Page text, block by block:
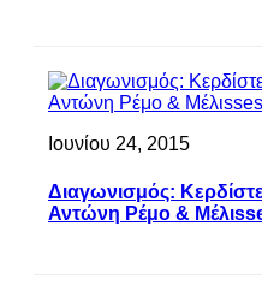
Ιουνίου 24, 2015
Διαγωνισμός:
Αντώνη Ρέμο &